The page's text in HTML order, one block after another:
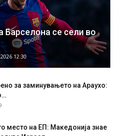
Барселона се сели во
12:30
за заминувањето на Араухо:
место на ЕП: Македонија знае